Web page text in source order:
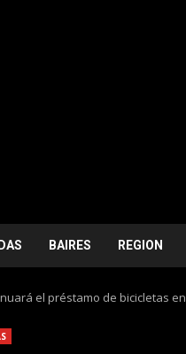
BAIRES REGION
el préstamo de bicicletas